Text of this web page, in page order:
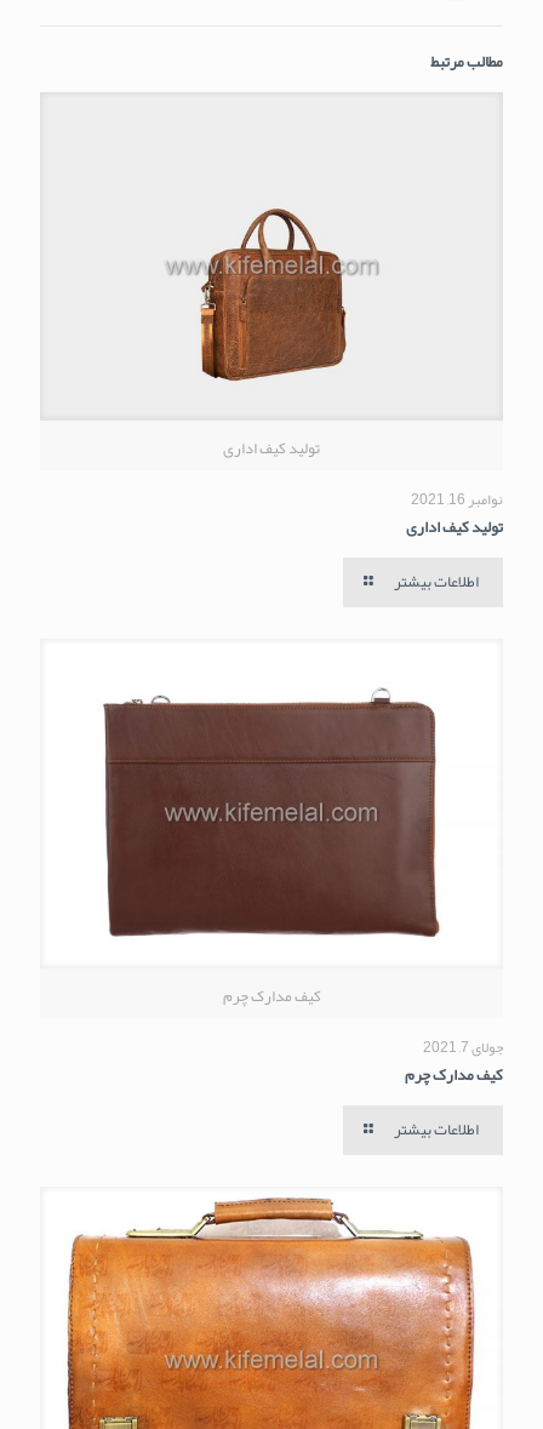
مطالب مرتبط
تولید کیف اداری
نوامبر 16, 2021
تولید کیف اداری
اطلاعات بیشتر
کیف مدارک چرم
جولای 7, 2021
کیف مدارک چرم
اطلاعات بیشتر